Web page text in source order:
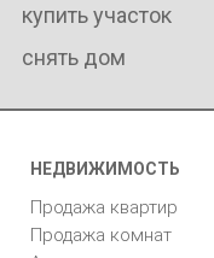
купить участок
снять дом
НЕДВИЖИМОСТЬ
Продажа квартир
Продажа комнат